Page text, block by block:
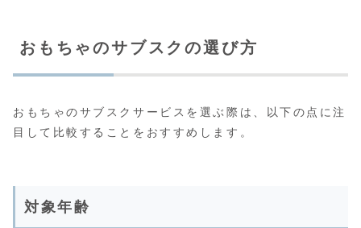
おもちゃのサブスクの選び方
おもちゃのサブスクサービスを選ぶ際は、以下の点に注
目して比較することをおすすめします。
対象年齢